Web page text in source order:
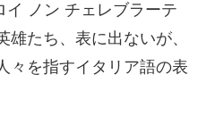
イ ノン チェレブラーテ
雄たち、表に出ないが、
々を指すイタリア語の表